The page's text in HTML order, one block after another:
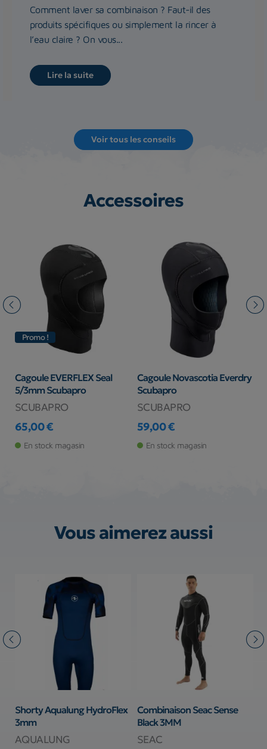
Comment laver sa combinaison ? Faut-il des
produits spécifiques ou simplement la rincer à
l’eau claire ? On vous...
Lire la suite
Voir tous les conseils
Accessoires
Promo !
Cagoule EVERFLEX Seal
5/3mm Scubapro
SCUBAPRO
Prix
65,00 €
En stock magasin
Cagoule Novascotia Everdry
Scubapro
SCUBAPRO
Prix
59,00 €
En stock magasin
Vous aimerez aussi
Shorty Aqualung HydroFlex
3mm
AQUALUNG
Combinaison Seac Sense
Black 3MM
SEAC